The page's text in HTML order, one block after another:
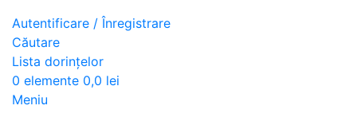
Autentificare / Înregistrare
Căutare
Lista dorințelor
0 elemente 0,0 lei
Meniu